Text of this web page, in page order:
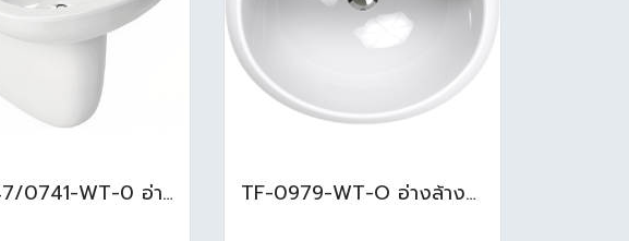
TF-0947/0741-WT-0 อ่างล้างหน้าแบบแขวนพร้อมขาลอย TF-0979-WT-O อ่างล้างหน้าแขวน วินสตัน +VP -1502 สีขาว